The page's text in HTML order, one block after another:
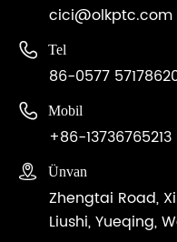
cici@olkptc.com
 Tel
86-0577
 Mobil
+86-13736765213
 Ünvan
Zhengtai Road,
Liushi, Yueqing,